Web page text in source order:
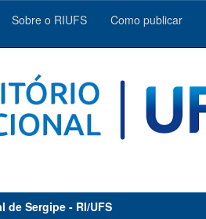
Sobre o RIUFS Como publicar
Sergipe - RI/UFS